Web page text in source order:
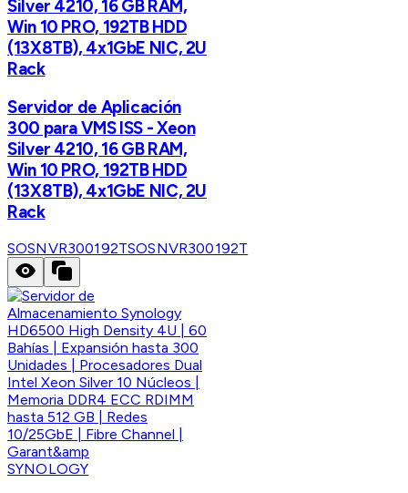
Silver 4210, 16 GB RAM,
Win 10 PRO, 192TB HDD
(13X8TB), 4x1GbE NIC, 2U
Rack
Servidor de Aplicación
300 para VMS ISS - Xeon
Silver 4210, 16 GB RAM,
Win 10 PRO, 192TB HDD
(13X8TB), 4x1GbE NIC, 2U
Rack
SOSNVR300192TSOSNVR300192T
SYNOLOGY